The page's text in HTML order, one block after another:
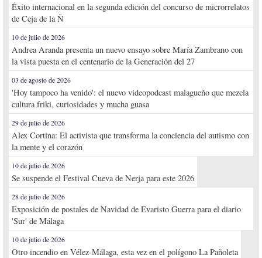
Éxito internacional en la segunda edición del concurso de microrrelatos
de Ceja de la Ñ
10 de julio de 2026
Andrea Aranda presenta un nuevo ensayo sobre María Zambrano con
la vista puesta en el centenario de la Generación del 27
03 de agosto de 2026
'Hoy tampoco ha venido': el nuevo videopodcast malagueño que mezcla
cultura friki, curiosidades y mucha guasa
29 de julio de 2026
Alex Cortina: El activista que transforma la conciencia del autismo con
la mente y el corazón
10 de julio de 2026
Se suspende el Festival Cueva de Nerja para este 2026
28 de julio de 2026
Exposición de postales de Navidad de Evaristo Guerra para el diario
'Sur' de Málaga
10 de julio de 2026
Otro incendio en Vélez-Málaga, esta vez en el polígono La Pañoleta